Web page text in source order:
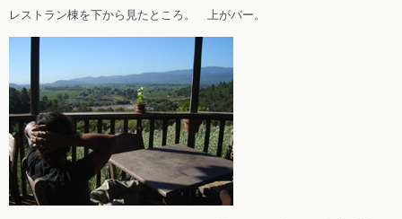
レストラン棟を下から見たところ。 上がバー。